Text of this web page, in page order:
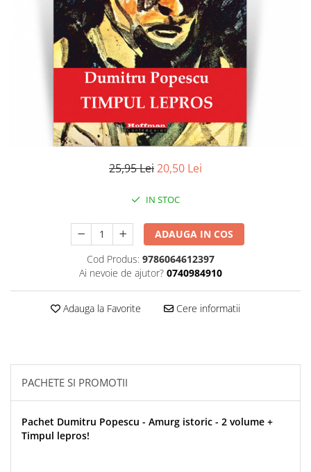
Literatura
Contemporana
Universala
Non-fictiune
Publicistica / Reportaje / Interviuri
Sociologie si filozofie
25,95 Lei20,50 Lei
IN STOC
ADAUGA IN COS
Cod Produs: 9786064612397
Ai nevoie de ajutor? 0740984910
Adauga la Favorite Cere informatii
PACHETE SI PROMOTII
Pachet Dumitru Popescu - Amurg istoric - 2 volume +
Timpul lepros!